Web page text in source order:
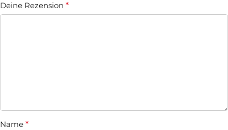
Deine Rezension *
Name *